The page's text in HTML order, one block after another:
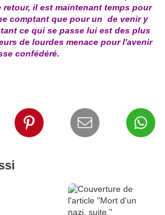
retour, il est maintenant temps pour
comptant que pour un de venir y
ce qui se passe lui est des plus
de lourdes menace pour l'avenir
confédéré.